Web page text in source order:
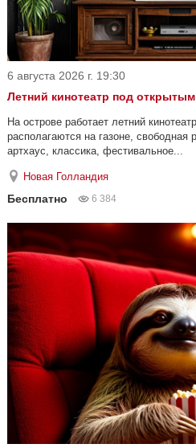
6 августа 2026 г. 19:30
Летний кинотеатр под
На острове работает летний
располагаются на газоне,
артхаус, классика, фестивальное...
Новая Голландия
Бесплатно 6 384